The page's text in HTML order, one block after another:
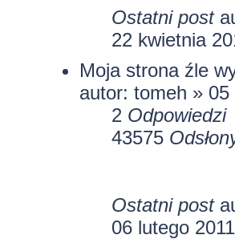
Ostatni post
22 kwietnia
Moja strona źle
autor: tomeh » 05
2 Odpowiedzi
43575
Ostatni post
06 lutego